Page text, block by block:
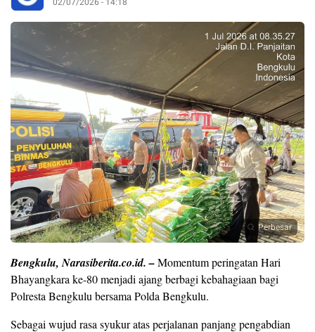
Perbesar
Bengkulu, Narasiberita.co.id. –Momentum peringatan Hari
Bhayangkara ke-80 menjadi ajang berbagi kebahagiaan bagi
Polresta Bengkulu bersama Polda Bengkulu.
Sebagai wujud rasa syukur atas perjalanan panjang pengabdian